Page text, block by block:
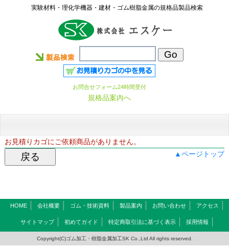
実験材料・理化学機器・建材・ゴム樹脂金属の規格品製品検索
お問合せフォーム24時間受付
規格品案内へ
お見積りカゴにご依頼商品がありません。
▲ページトップ
HOME 会社概要 ゴム・技術資料 製品案内 お問い合わせ アクセス
サイトマップ 初めてガイド 特定商取引法に基づく表示 採用情報
Copyright(C)ゴム加工・樹脂金属加工SK Co.,Ltd All rights reserved.